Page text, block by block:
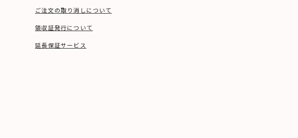
ご注文の取り消しについて
領収証発行について
延長保証サービス